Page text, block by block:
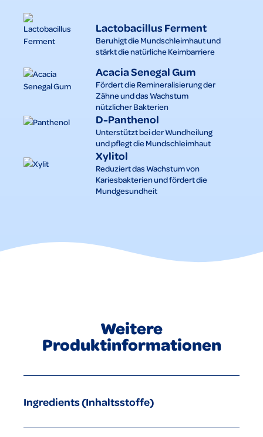
Lactobacillus Ferment
Beruhigt die Mundschleimhaut und
stärkt die natürliche Keimbarriere
Acacia Senegal Gum
Fördert die Remineralisierung der
Zähne und das Wachstum
nützlicher Bakterien
D-Panthenol
Unterstützt bei der Wundheilung
und pflegt die Mundschleimhaut
Xylitol
Reduziert das Wachstum von
Kariesbakterien und fördert die
Mundgesundheit
Weitere
Produktinformationen
Ingredients (Inhaltsstoffe)